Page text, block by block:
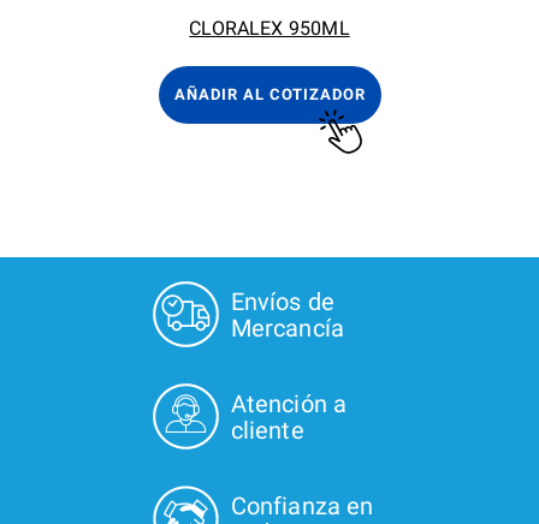
CLORALEX 950ML
AÑADIR AL COTIZADOR
Envíos de
Mercancía
Atención a
cliente
Confianza en